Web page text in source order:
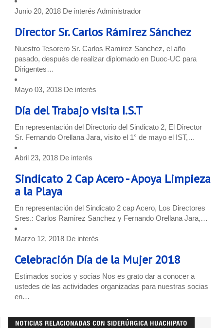
Junio 20, 2018 De interés Administrador
Director Sr. Carlos Rámirez Sánchez
Nuestro Tesorero Sr. Carlos Ramirez Sanchez, el año
pasado, después de realizar diplomado en Duoc-UC para
Dirigentes…
Mayo 03, 2018 De interés
Día del Trabajo visita I.S.T
En representación del Directorio del Sindicato 2, El Director
Sr. Fernando Orellana Jara, visito el 1° de mayo el IST,…
Abril 23, 2018 De interés
Sindicato 2 Cap Acero - Apoya Limpieza
a la Playa
En representación del Sindicato 2 cap Acero, Los Directores
Sres.: Carlos Ramirez Sanchez y Fernando Orellana Jara,…
Marzo 12, 2018 De interés
Celebración Día de la Mujer 2018
Estimados socios y socias Nos es grato dar a conocer a
ustedes de las actividades organizadas para nuestras socias
en…
NOTICIAS RELACIONADAS CON SIDERÚRGICA HUACHIPATO